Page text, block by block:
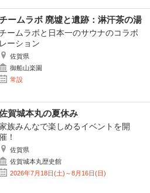
ームラボ 廃墟と遺跡：淋汗茶の湯
ームラボと日本一のサウナのコラボ
レーション
佐賀県
御船山楽園
常設
賀城本丸の夏休み
族みんなで楽しめるイベントを開
！
佐賀県
佐賀城本丸歴史館
2026年7月18日(土)～8月16日(日)